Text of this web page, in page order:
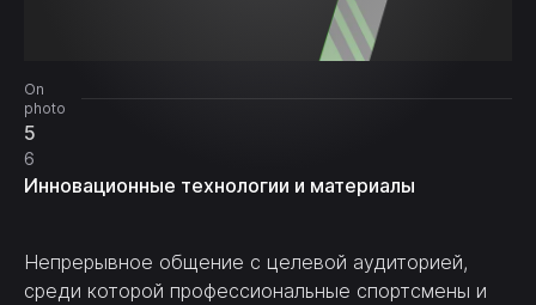
On
photo
5
6
Инновационные технологии и материалы
Непрерывное общение с целевой аудиторией,
среди которой профессиональные спортсмены и